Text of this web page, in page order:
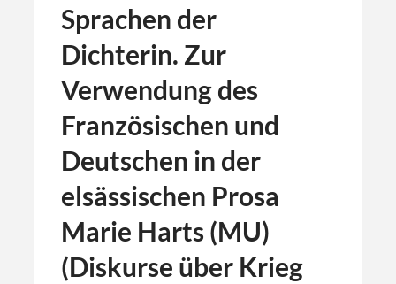
Sprachen der
Dichterin. Zur
Verwendung des
Französischen und
Deutschen in der
elsässischen Prosa
Marie Harts (MU)
(Diskurse über Krieg